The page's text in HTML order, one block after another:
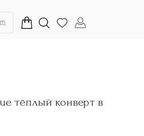
тёплый конверт в